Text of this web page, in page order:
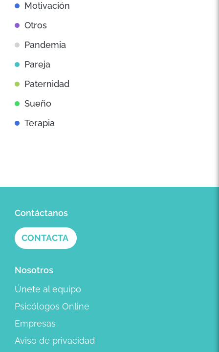
Motivación
Otros
Pandemia
Pareja
Paternidad
Sueño
Terapia
Contáctanos
CONTACTA
Nosotros
Únete al equipo
Psicólogos Online
Empresas
Aviso de privacidad